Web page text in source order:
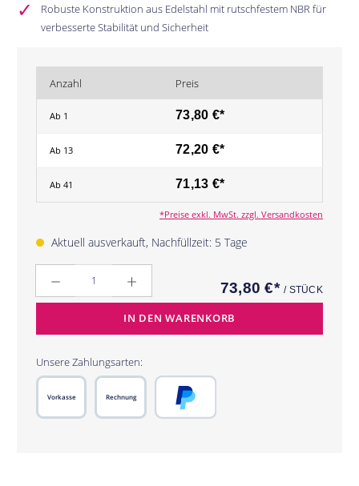
Robuste Konstruktion aus Edelstahl mit rutschfestem NBR für
verbesserte Stabilität und Sicherheit
Anzahl Preis
Ab 1 73,80 €*
Ab 13 72,20 €*
Ab 41 71,13 €*
*Preise exkl. MwSt. zzgl. Versandkosten
Aktuell ausverkauft, Nachfüllzeit: 5 Tage
73,80 €*/ STÜCK
IN DEN WARENKORB
Unsere Zahlungsarten:
Rechnung
Vorkasse